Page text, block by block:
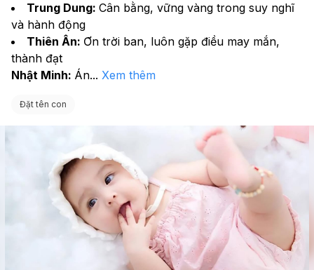
Trung Dung: Cân bằng, vững vàng trong suy nghĩ
và hành động
Thiên Ân: Ơn trời ban, luôn gặp điều may mắn,
thành đạt
Nhật Minh: Án... Xem thêm
Đặt tên con